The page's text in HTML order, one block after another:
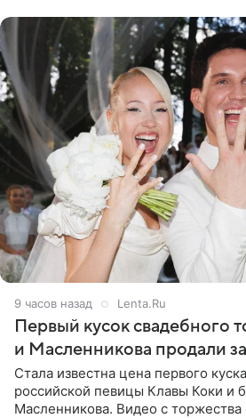
9 часов назад Lenta.Ru
Первый кусок свадебного
и Масленникова продали
Стала известна цена первого
российской певицы Клавы Коки и
Масленникова. Видео с торжества